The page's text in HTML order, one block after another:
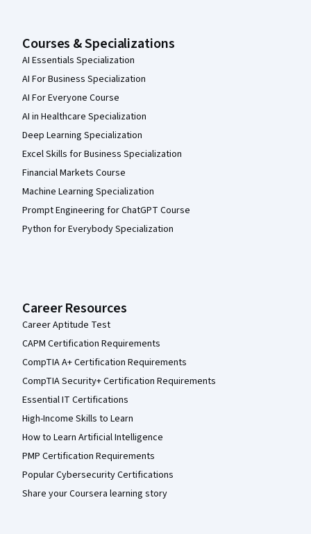
Courses & Specializations
AI Essentials Specialization
AI For Business Specialization
AI For Everyone Course
AI in Healthcare Specialization
Deep Learning Specialization
Excel Skills for Business Specialization
Financial Markets Course
Machine Learning Specialization
Prompt Engineering for ChatGPT Course
Python for Everybody Specialization
Career Resources
Career Aptitude Test
CAPM Certification Requirements
CompTIA A+ Certification Requirements
CompTIA Security+ Certification Requirements
Essential IT Certifications
High-Income Skills to Learn
How to Learn Artificial Intelligence
PMP Certification Requirements
Popular Cybersecurity Certifications
Share your Coursera learning story